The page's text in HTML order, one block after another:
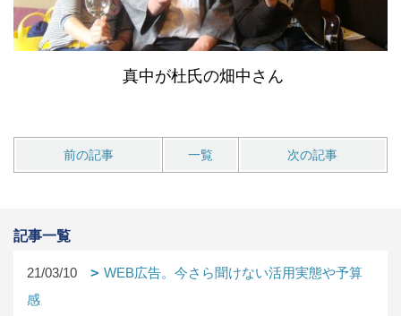
真中が杜氏の畑中さん
前の記事 一覧 次の記事
記事一覧
21/03/10
WEB広告。今さら聞けない活用実態や予算
感